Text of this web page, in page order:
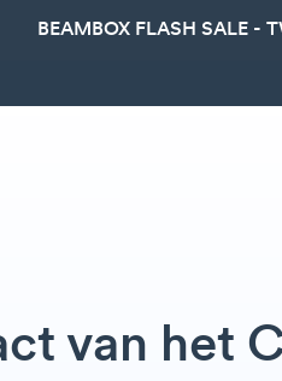
BEAMBOX FLASH SALE -
van het